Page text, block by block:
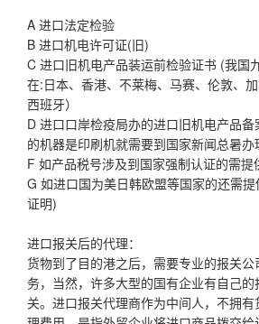
A 进口法定检验
B 进口机电许可证(旧)
C 进口旧机电产品装运前检验证书 (我国
在:日本、香港、不莱梅、马赛、伦敦、加
西班牙）
D 进口口岸检疫局办的进口旧机电产品
的机器是印刷机就需要到国家新闻总暑
F 如产品税号涉及到国家强制认证的需提
G 如进口国为美日韩欧盟等国家的还需
证明)
进口报关后的代理：
货物到了目的港之后，需要专业的报关
务，当然，许多大型的国有企业有自己
关。进口报关代理商作为中间人，不拥